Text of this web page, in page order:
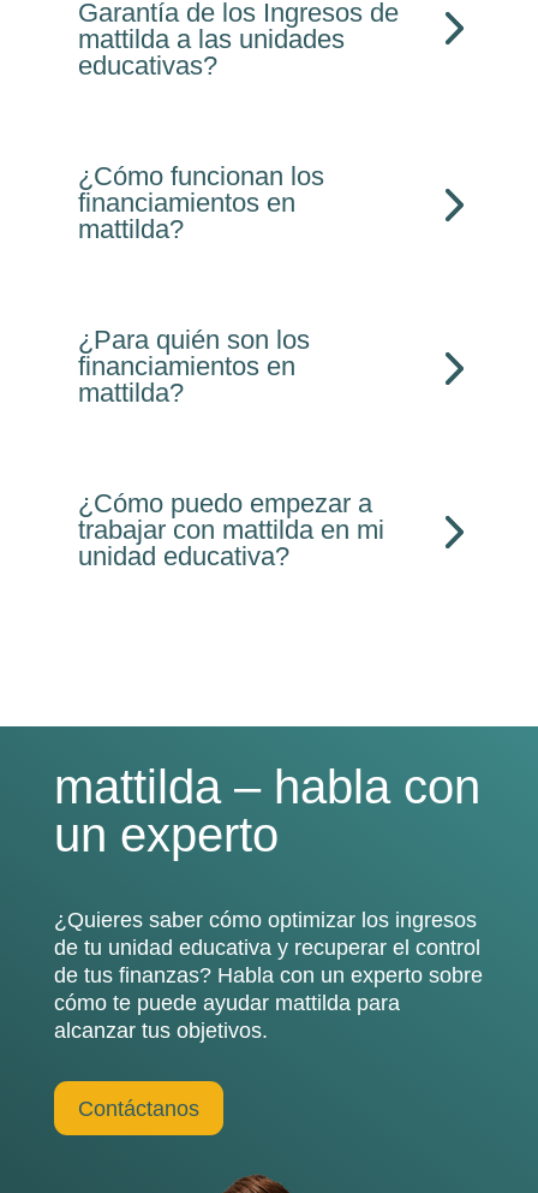
Garantía de los Ingresos de
mattilda a las unidades
educativas?
¿Cómo funcionan los
financiamientos en
mattilda?
¿Para quién son los
financiamientos en
mattilda?
¿Cómo puedo empezar a
trabajar con mattilda en mi
unidad educativa?
mattilda – habla con
un experto
¿Quieres saber cómo optimizar los ingresos
de tu unidad educativa y recuperar el control
de tus finanzas? Habla con un experto sobre
cómo te puede ayudar mattilda para
alcanzar tus objetivos.
Contáctanos